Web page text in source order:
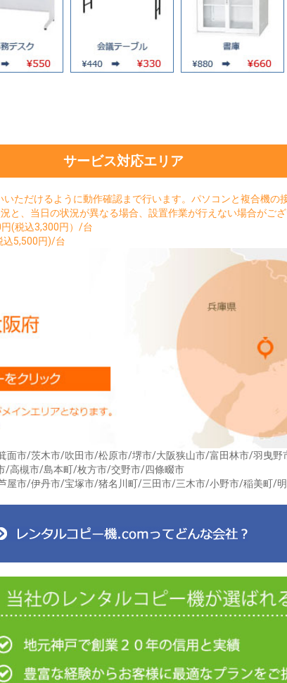
サービス対応エリア
ただけるように動作確認まで行います。パソコンと複合機の
と、当日の状況が異なる場合、設置作業が行えない場合がござ
(税込3,300円）/台
込5,500円)/台
面市/茨木市/吹田市/松原市/堺市/大阪狭山市/富田林市/羽曳
/高槻市/島本町/枚方市/交野市/四條畷市
屋市/伊丹市/宝塚市/猪名川町/三田市/三木市/小野市/稲美町/